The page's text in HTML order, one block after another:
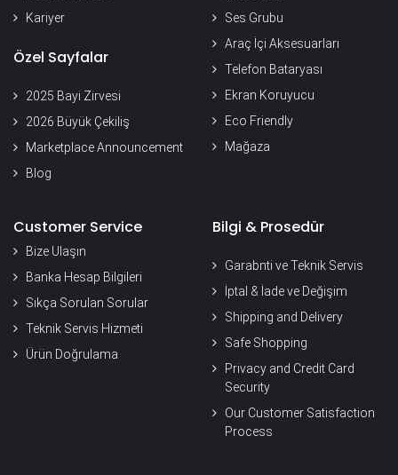
Kariyer
Özel Sayfalar
2025 Bayi Zirvesi
2026 Büyük Çekiliş
Marketplace Announcement
Blog
Ses Grubu
Araç İçi Aksesuarları
Telefon Bataryası
Ekran Koruyucu
Eco Friendly
Mağaza
Customer Service
Bize Ulaşın
Banka Hesap Bilgileri
Sıkça Sorulan Sorular
Teknik Servis Hizmeti
Ürün Doğrulama
Bilgi & Prosedür
Garabnti ve Teknik Servis
İptal & İade ve Değişim
Shipping and Delivery
Safe Shopping
Privacy and Credit Card
Security
Our Customer Satisfaction
Process